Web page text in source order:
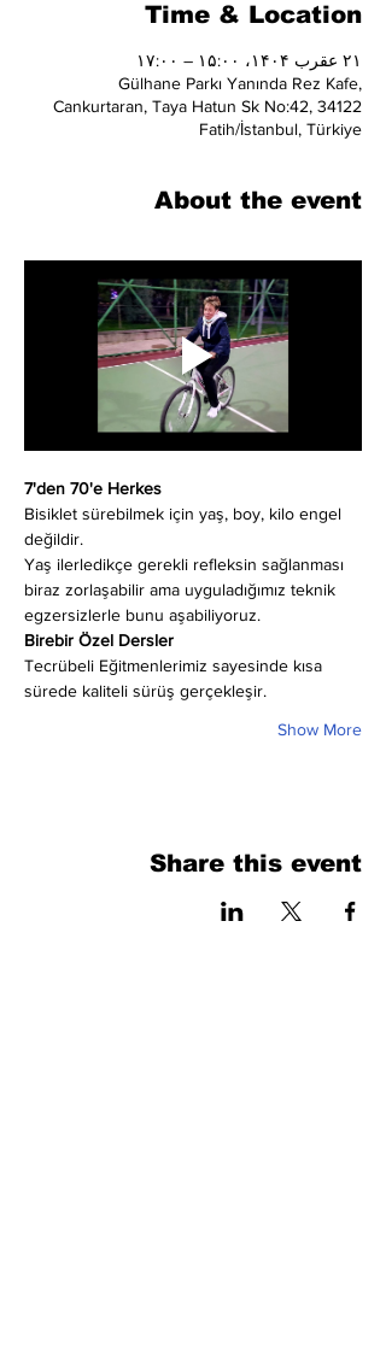
Time & Location
۲۱ عقرب ۱۴۰۴، ۱۵:۰۰ – ۱۷:۰۰
Gülhane Parkı Yanında Rez Kafe,
Cankurtaran, Taya Hatun Sk No:42, 34122
Fatih/İstanbul, Türkiye
About the event
7'den 70'e Herkes
Bisiklet sürebilmek için yaş, boy, kilo engel
değildir.
Yaş ilerledikçe gerekli refleksin sağlanması
biraz zorlaşabilir ama uyguladığımız teknik
egzersizlerle bunu aşabiliyoruz.
Birebir Özel Dersler
Tecrübeli Eğitmenlerimiz sayesinde kısa
sürede kaliteli sürüş gerçekleşir.
Show More
Share this event